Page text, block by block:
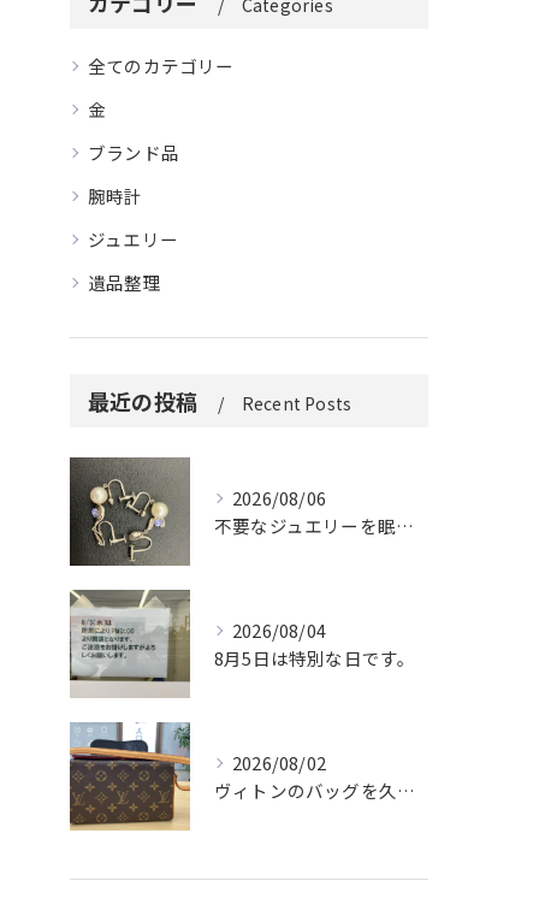
Categories
全てのカテゴリー
金
ブランド品
腕時計
ジュエリー
遺品整理
最近の投稿 Recent Posts
2026/08/06
不要なジュエリーを眠らせていませんか？
2026/08/04
8月5日は特別な日です。
2026/08/02
ヴィトンのバッグを久しぶりに取り出しましたか？